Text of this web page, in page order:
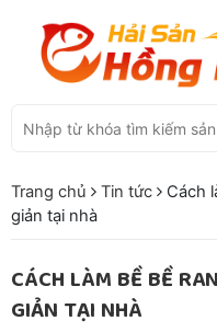
Trang chủ Tin tức
Cách
giản tại nhà
CÁCH LÀM BỀ BỀ
GIẢN TẠI NHÀ